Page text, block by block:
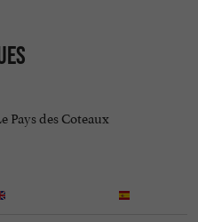
Pays des Coteaux